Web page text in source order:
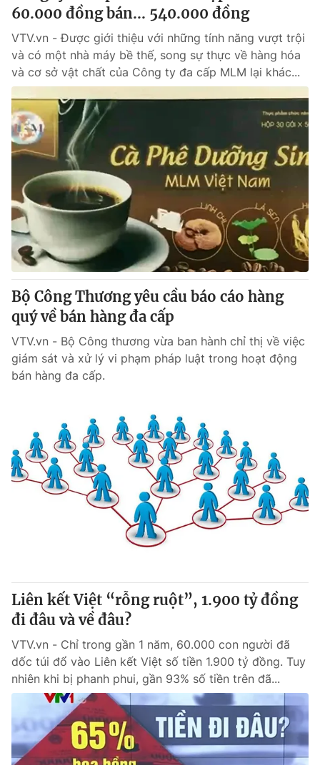
60.000 đồng bán... 540.000 đồng
VTV.vn - Được giới thiệu với những tính năng vượt trội
và có một nhà máy bề thế, song sự thực về hàng hóa
và cơ sở vật chất của Công ty đa cấp MLM lại khác...
Bộ Công Thương yêu cầu báo cáo hàng
quý về bán hàng đa cấp
VTV.vn - Bộ Công thương vừa ban hành chỉ thị về việc
giám sát và xử lý vi phạm pháp luật trong hoạt động
bán hàng đa cấp.
Liên kết Việt “rỗng ruột”, 1.900 tỷ đồng
đi đâu và về đâu?
VTV.vn - Chỉ trong gần 1 năm, 60.000 con người đã
dốc túi đổ vào Liên kết Việt số tiền 1.900 tỷ đồng. Tuy
nhiên khi bị phanh phui, gần 93% số tiền trên đã...